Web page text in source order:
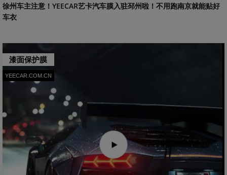
​徐州车主注意！YEECAR艺卡汽车膜入驻邳州啦！不用跑南京就能贴好
车衣
漆面保护膜
YEECAR.COM.CN